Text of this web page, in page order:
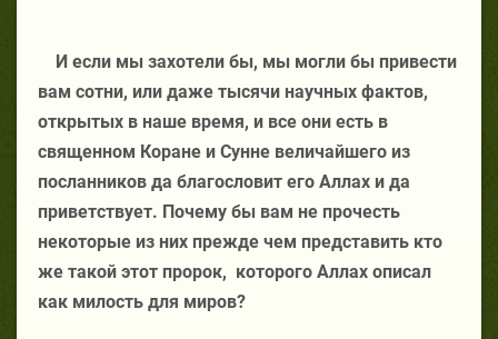
И если мы захотели бы, мы могли бы привести
вам сотни, или даже тысячи научных фактов,
открытых в наше время, и все они есть в
священном Коране и Сунне величайшего из
посланников да благословит его Аллах и да
приветствует. Почему бы вам не прочесть
некоторые из них прежде чем представить кто
же такой этот пророк, которого Аллах описал
как милость для миров?